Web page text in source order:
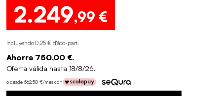
2.249,99 €
Incluyendo 0,25 € d'éco-part.
Ahorra 750,00 €.
Oferta válida hasta 18/8/26.
o desde 562,50 €/mes con